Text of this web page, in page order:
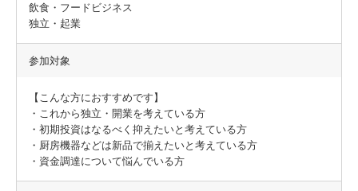
飲食・フードビジネス
独立・起業
参加対象
【こんな方におすすめです】
・これから独立・開業を考えている方
・初期投資はなるべく抑えたいと考えている方
・厨房機器などは新品で揃えたいと考えている方
・資金調達について悩んでいる方